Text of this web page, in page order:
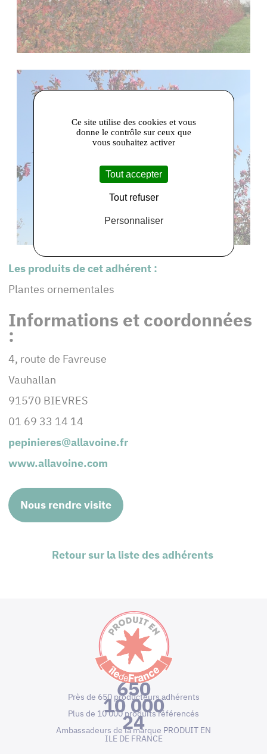
Les produits de cet adhérent :
Plantes ornementales
Informations et coordonnées
:
4, route de Favreuse
Vauhallan
91570 BIEVRES
01 69 33 14 14
pepinieres@allavoine.fr
www.allavoine.com
Nous rendre visite
Retour sur la liste des adhérents
650
Près de 650 producteurs adhérents
10 000
Plus de 10 000 produits référencés
24
Ambassadeurs de la marque PRODUIT EN
ILE DE FRANCE
Ce site utilise des cookies et vous
donne le contrôle sur ceux que
vous souhaitez activer
Tout accepter
Tout refuser
Personnaliser